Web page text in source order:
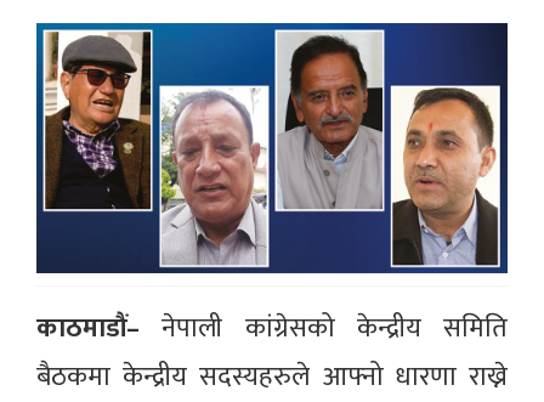
काठमाडौं– नेपाली कांग्रेसको केन्द्रीय समिति
बैठकमा केन्द्रीय सदस्यहरुले आफ्नो धारणा राख्ने